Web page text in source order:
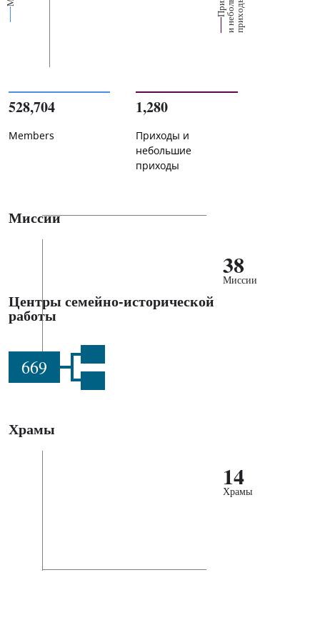
х
ь
ы
528,704
Members
1,280
Приходы и
небольшие
приходы
Миссии
38
Миссии
Центры семейно-исторической
работы
669
Храмы
14
Храмы